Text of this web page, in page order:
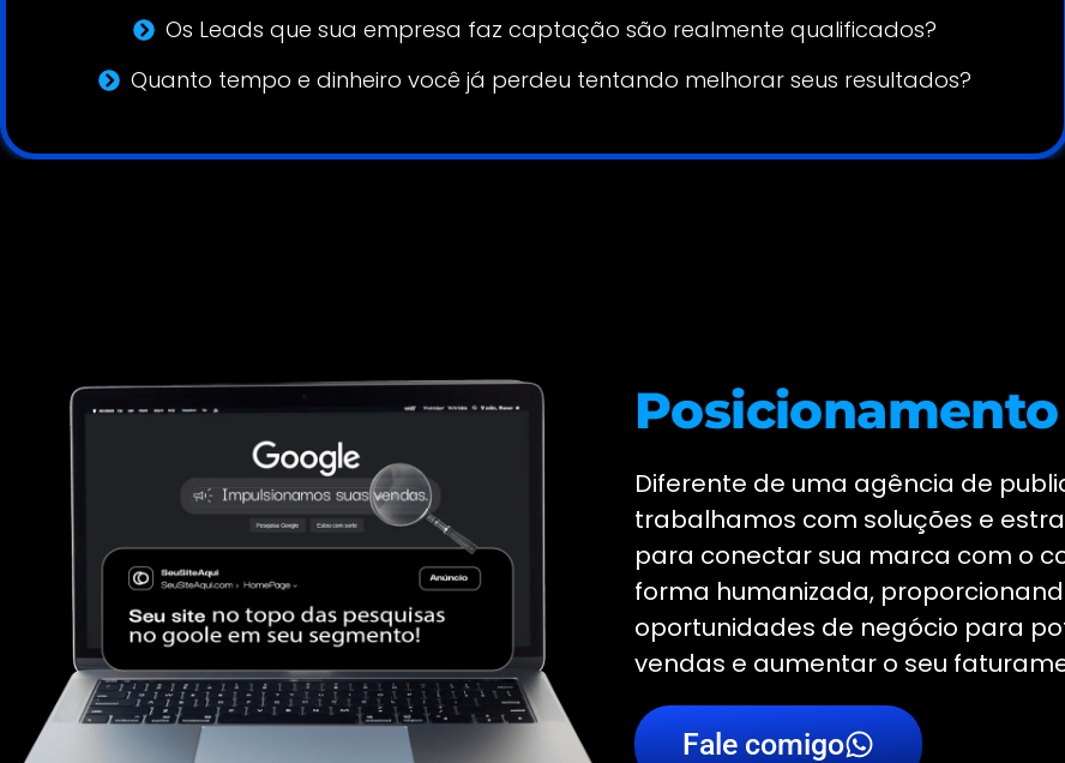
Os Leads que sua empresa faz captação são realmente qualificados?
Quanto tempo e dinheiro você já perdeu tentando melhorar seus resultados?
Diferente de uma agência de
trabalhamos com soluções e
para conectar sua marca com o
forma humanizada,
oportunidades de negócio para
vendas e aumentar o seu
Fale comigo